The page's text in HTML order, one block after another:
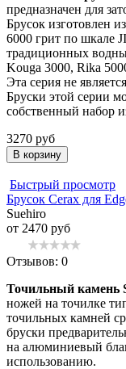
предназначен для
Брусок изготовлен
6000 грит по шкале
традиционных
Kouga 3000, Rika
Эта серия не
Бруски этой серии
собственный набор
3270 руб
В корзину
Быстрый просмотр
Брусок Cerax для
Suehiro
от 2470 руб
Отзывов: 0
Точильный камень
ножей на точилке
точильных камней
бруски
на алюминиевый
использованию.